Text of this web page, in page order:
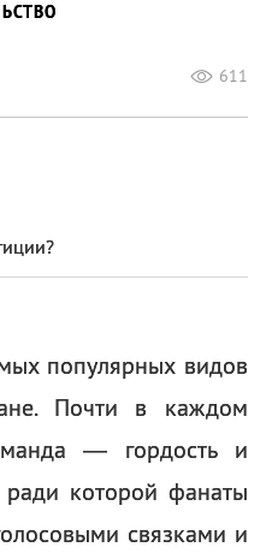
611
популярных видов
Почти в каждом
— гордость и
которой фанаты
связками и